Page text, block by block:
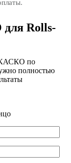
Rolls-
КАСКО по
полностью